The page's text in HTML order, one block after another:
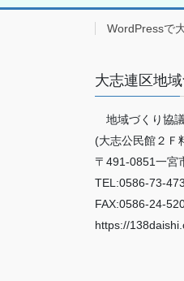
WordPressで
大志連区地
地域づくり協
(大志公民館２Ｆ
〒491-0851一宮
TEL:0586-73-
FAX:0586-24-
https://